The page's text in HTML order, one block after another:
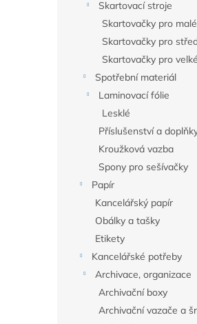
Skartovací stroje
Skartovačky pro
Skartovačky pro
Skartovačky pro
Spotřební materiál
Laminovací fólie
Lesklé
Příslušenství a
Kroužková vazba
Spony pro sešívačky
Papír
Kancelářský papír
Obálky a tašky
Etikety
Kancelářské potřeby
Archivace, organizace
Archivační boxy
Archivační vazače a